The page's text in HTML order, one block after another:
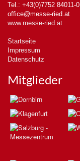
Tel.: +43(0)7752 84011-0
office@messe-ried.at
www.messe-ried.at
Startseite
Impressum
Datenschutz
Mitglieder